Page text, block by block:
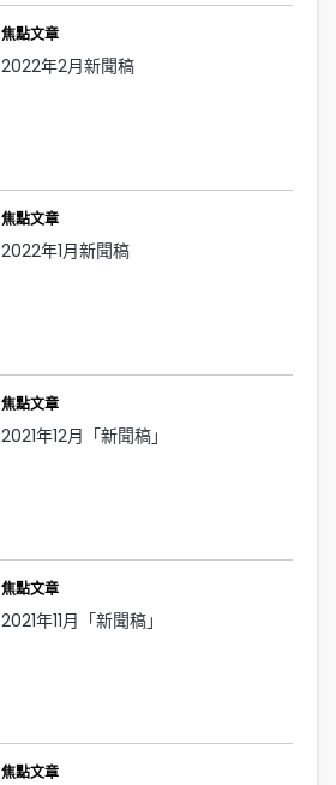
焦點文章
2022年2月新聞稿
焦點文章
2022年1月新聞稿
焦點文章
2021年12月「新聞稿」
焦點文章
2021年11月「新聞稿」
焦點文章